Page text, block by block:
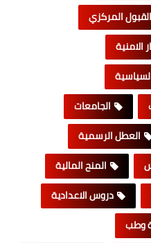
المركزي
الامنية
الجامعات
العطل الرسمية
المنح المالية
دروس الاعدادية
وطب